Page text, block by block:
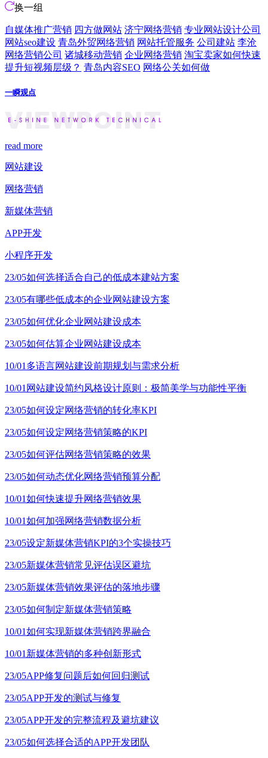
换一组
自媒体推广营销 四方做网站 济宁网络营销 专业网站设计公司
网站seo建设 青岛外贸网络营销 网站托管服务 公司建站 李沧
网络营销公司 诸城移动营销 企业网络营销 淘宝卖家如何快速
提升短视频层级？ 青岛内容SEO 网络公关如何做
一瞬观点
read more
网站建设
网络营销
新媒体营销
APP开发
小程序开发
23/05如何选择适合自己的低成本建站方案
23/05有哪些低成本的企业网站建设方案
23/05如何优化企业网站建设成本
23/05如何估算企业网站建设成本
10/01 多语言网站建设前期规划与需求分析
10/01 网站建设简约风格设计原则：极简美学与功能性平衡
23/05如何设定网络营销的转化率KPI
23/05如何设定网络营销策略的KPI
23/05如何评估网络营销策略的效果
23/05如何动态优化网络营销预算分配
10/01如何快速提升网络营销效果
10/01如何加强网络营销数据分析
23/05设定新媒体营销KPI的3个实操技巧
23/05新媒体营销常见评估误区避坑
23/05新媒体营销效果评估的落地步骤
23/05如何制定新媒体营销策略
10/01如何实现新媒体营销跨界融合
10/01 新媒体营销的多种创新形式
23/05APP修复问题后如何回归测试
23/05APP开发的测试与修复
23/05APP开发的完整流程及避坑建议
23/05如何选择合适的APP开发团队